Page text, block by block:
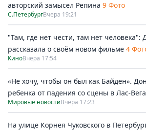
авторский замысел Репина 9 Фото
С.ПетербургВчера 19:21
"Там, где нет чести, там нет
рассказала о своём новом фильме 4
КиноВчера 17:54
«Не хочу, чтобы он был как Байден».
ребенка от падения со сцены в Лас-
Мировые новостиВчера 17:23
На улице Корнея Чуковского в